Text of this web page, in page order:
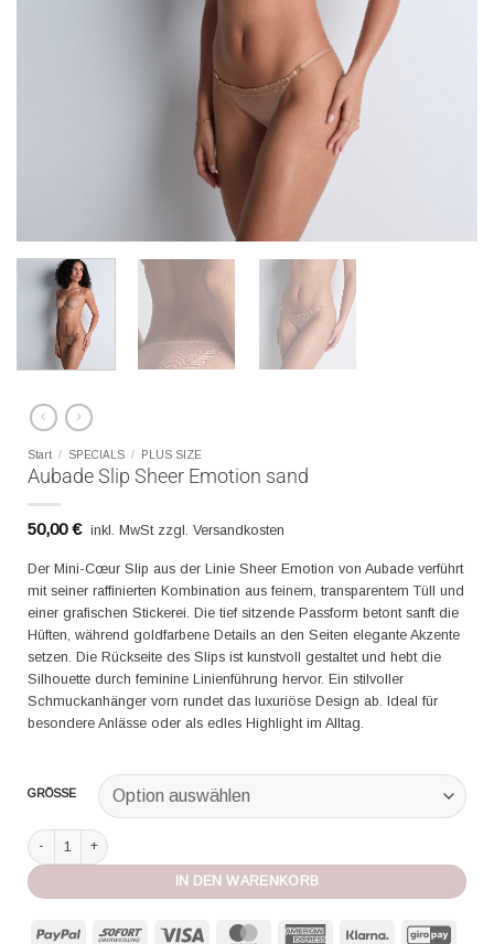
Start / SPECIALS / PLUS SIZE
Aubade Slip Sheer Emotion sand
50,00€ inkl. MwSt zzgl. Versandkosten
Der Mini-Cœur Slip aus der Linie Sheer Emotion von Aubade verführt
mit seiner raffinierten Kombination aus feinem, transparentem Tüll und
einer grafischen Stickerei. Die tief sitzende Passform betont sanft die
Hüften, während goldfarbene Details an den Seiten elegante Akzente
setzen. Die Rückseite des Slips ist kunstvoll gestaltet und hebt die
Silhouette durch feminine Linienführung hervor. Ein stilvoller
Schmuckanhänger vorn rundet das luxuriöse Design ab. Ideal für
besondere Anlässe oder als edles Highlight im Alltag.
GRÖSSE
Aubade Slip Sheer Emotion sand Menge
IN DEN WARENKORB
PayPal Sofort MasterCard American
Klarna